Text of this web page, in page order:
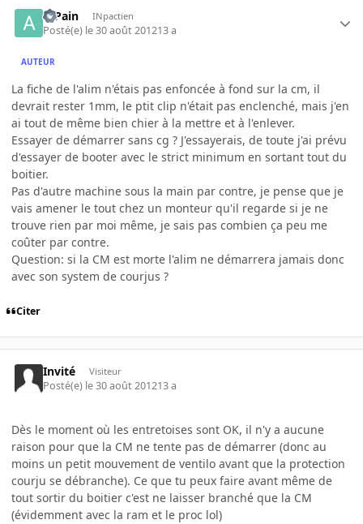
atPain INpactien
Posté(e) le 30 août 201213 a
AUTEUR
La fiche de l'alim n'étais pas enfoncée à fond sur la cm, il
devrait rester 1mm, le ptit clip n'était pas enclenché, mais j'en
ai tout de même bien chier à la mettre et à l'enlever.
Essayer de démarrer sans cg ? J'essayerais, de toute j'ai prévu
d'essayer de booter avec le strict minimum en sortant tout du
boitier.
Pas d'autre machine sous la main par contre, je pense que je
vais amener le tout chez un monteur qu'il regarde si je ne
trouve rien par moi même, je sais pas combien ça peu me
coûter par contre.
Question: si la CM est morte l'alim ne démarrera jamais donc
avec son system de courjus ?
Citer
Invité Visiteur
Posté(e) le 30 août 201213 a
Dès le moment où les entretoises sont OK, il n'y a aucune
raison pour que la CM ne tente pas de démarrer (donc au
moins un petit mouvement de ventilo avant que la protection
courju se débranche). Ce que tu peux faire avant même de
tout sortir du boitier c'est ne laisser branché que la CM
(évidemment avec la ram et le proc lol)